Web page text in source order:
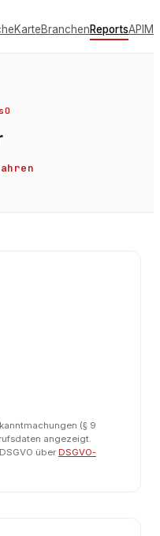
KarteBranchenReportsAPI
(§ 9
angezeigt.
über DSGVO-